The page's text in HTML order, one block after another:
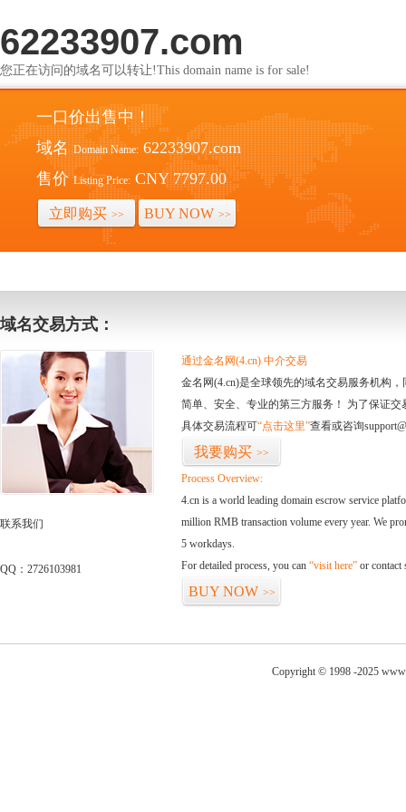
62233907.com
您正在访问的域名可以转让!This domain name is for sale!
一口价出售中！
域名 Domain Name: 62233907.com
售价 Listing Price: CNY 7797.00
立即购买 >> BUY NOW >>
域名交易方式：
联系我们
QQ：2726103981
通过金名网(4.cn) 中介交易
金名网(4.cn)是全球领先的域名交易服务机构
简单、安全、专业的第三方服务！ 为了保证
具体交易流程可“点击这里”查看或咨询
我要购买 >>
Process Overview:
4.cn is a world leading domain escrow service
million RMB transaction volume every year. We
5 workdays.
For detailed process, you can “visit here” or contact
BUY NOW >>
Copyright © 1998 -2025